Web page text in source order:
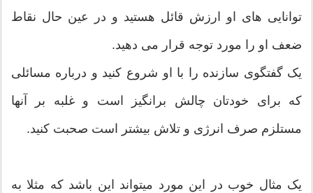
توانایی های او ارزش قائل هستید و در عین حال نقاط
ضعف او را مورد توجه قرار می دهید.
یک گفتگوی سازنده را با او شروع کنید و درباره مسائلی
که برای خودتان چالش برانگیز است و غلبه بر آنها
مستلزم صرف انرژی و تلاش بیشتر است صحبت کنید.
یک مثال خوب در این مورد میتواند این باشد که مثلا به